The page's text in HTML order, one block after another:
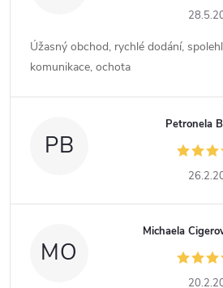
Úžasný obchod, rychlé dodání,
komunikace, ochota
PB
Petronela
MO
Michaela